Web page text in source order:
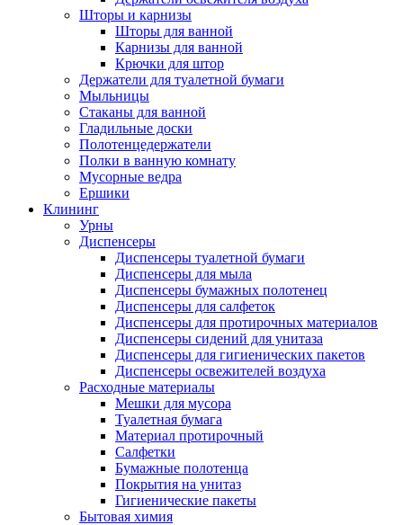
Шторы и карнизы
Шторы для ванной
Карнизы для ванной
Крючки для штор
Держатели для туалетной бумаги
Мыльницы
Стаканы для ванной
Гладильные доски
Полотенцедержатели
Полки в ванную комнату
Мусорные ведра
Ершики
Клининг
Урны
Диспенсеры
Диспенсеры туалетной бумаги
Диспенсеры для мыла
Диспенсеры бумажных полотенец
Диспенсеры для салфеток
Диспенсеры для протирочных материалов
Диспенсеры сидений для унитаза
Диспенсеры для гигиенических пакетов
Диспенсеры освежителей воздуха
Расходные материалы
Мешки для мусора
Туалетная бумага
Материал протирочный
Салфетки
Бумажные полотенца
Покрытия на унитаз
Гигиенические пакеты
Бытовая химия